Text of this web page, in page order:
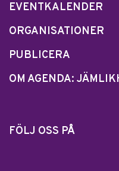
EVENTKALENDER
ORGANISATIONER
PUBLICERA
OM AGENDA:
FÖLJ OSS PÅ